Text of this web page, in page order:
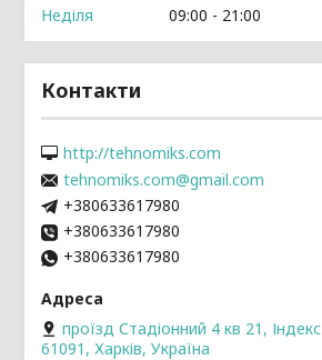
Неділя
09:00 21:00
Контакти
http://tehnomiks.com
tehnomiks.com@gmail.com
+380633617980
+380633617980
+380633617980
проїзд Стадіонний 4 кв 21, Індекс
61091, Харків, Україна